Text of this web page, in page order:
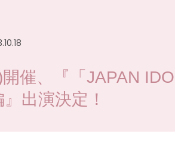
催、『「JAPAN
出演決定！